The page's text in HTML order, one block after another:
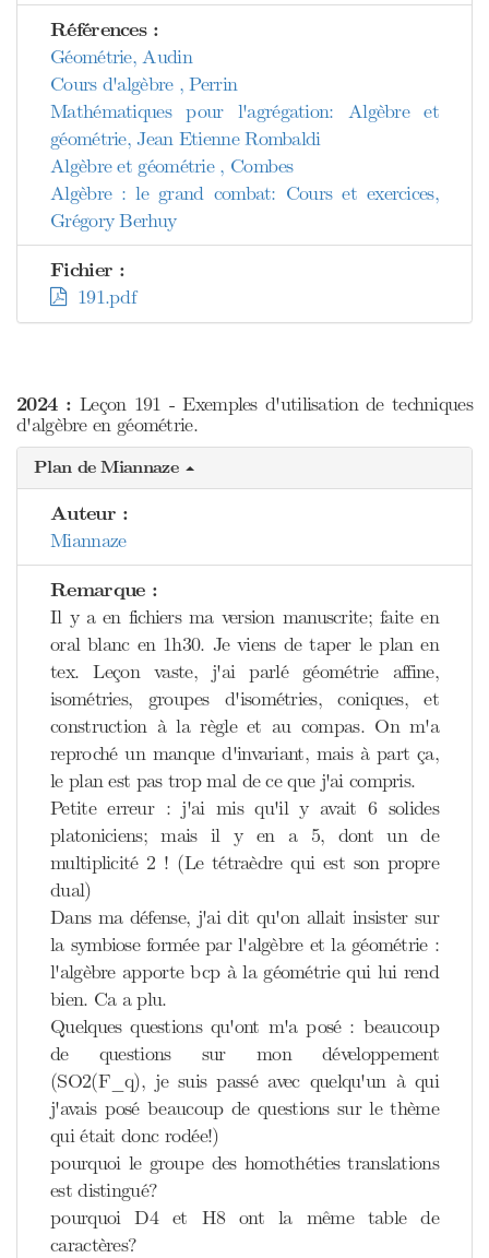
Références :
Géométrie, Audin
Cours d'algèbre , Perrin
Mathématiques pour l'agrégation: Algèbre et
géométrie, Jean Etienne Rombaldi
Algèbre et géométrie , Combes
Algèbre : le grand combat: Cours et exercices,
Grégory Berhuy
Fichier :
191.pdf
2024 : Leçon 191 - Exemples d'utilisation de techniques
d'algèbre en géométrie.
Plan de Miannaze
Auteur :
Miannaze
Remarque :
Il y a en fichiers ma version manuscrite; faite en
oral blanc en 1h30. Je viens de taper le plan en
tex. Leçon vaste, j'ai parlé géométrie affine,
isométries, groupes d'isométries, coniques, et
construction à la règle et au compas. On m'a
reproché un manque d'invariant, mais à part ça,
le plan est pas trop mal de ce que j'ai compris.
Petite erreur : j'ai mis qu'il y avait 6 solides
platoniciens; mais il y en a 5, dont un de
multiplicité 2 ! (Le tétraèdre qui est son propre
dual)
Dans ma défense, j'ai dit qu'on allait insister sur
la symbiose formée par l'algèbre et la géométrie :
l'algèbre apporte bcp à la géométrie qui lui rend
bien. Ca a plu.
Quelques questions qu'ont m'a posé : beaucoup
de questions sur mon développement
(SO2(F_q), je suis passé avec quelqu'un à qui
j'avais posé beaucoup de questions sur le thème
qui était donc rodée!)
pourquoi le groupe des homothéties translations
est distingué?
pourquoi D4 et H8 ont la même table de
caractères?